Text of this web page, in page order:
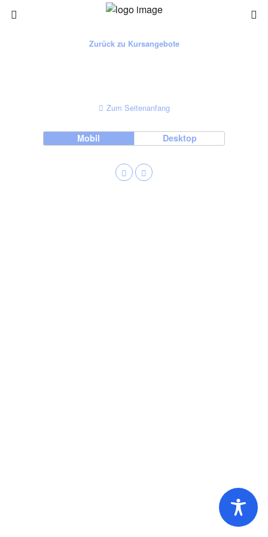
Zurück zu Kursangebote
Zum Seitenanfang
Mobil Desktop